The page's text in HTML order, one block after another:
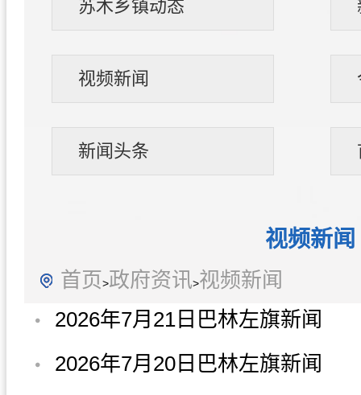
苏木乡镇动态
视频新闻
新闻头条
视频新闻
首页>政府资讯>视频新闻
2026年7月21日巴林左旗新闻
2026年7月20日巴林左旗新闻